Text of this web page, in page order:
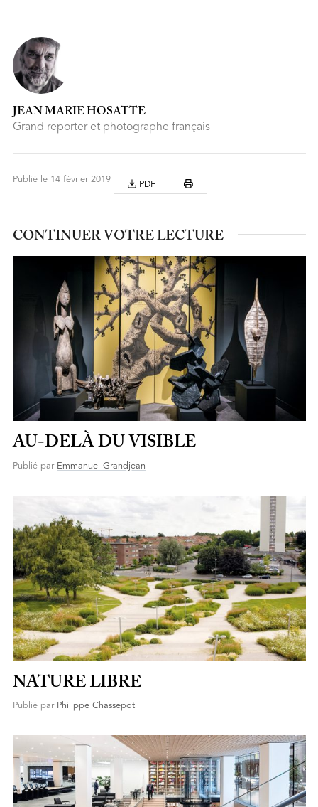
JEAN MARIE HOSATTE
Grand reporter et photographe français
Publié le 14 février 2019
PDF
CONTINUER VOTRE LECTURE
AU-DELÀ DU VISIBLE
Publié par Emmanuel Grandjean
NATURE LIBRE
Publié par Philippe Chassepot